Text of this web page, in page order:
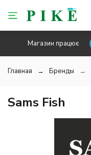
Магазин працює
Главная Бренды
Sams Fish